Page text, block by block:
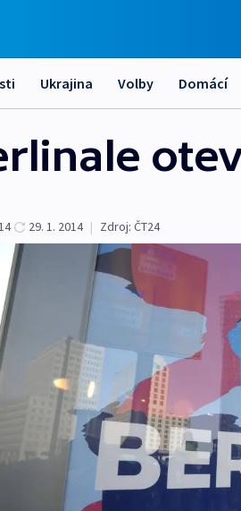
Ukrajina Volby Domácí
29. 1. 2014 | Zdroj: ČT24